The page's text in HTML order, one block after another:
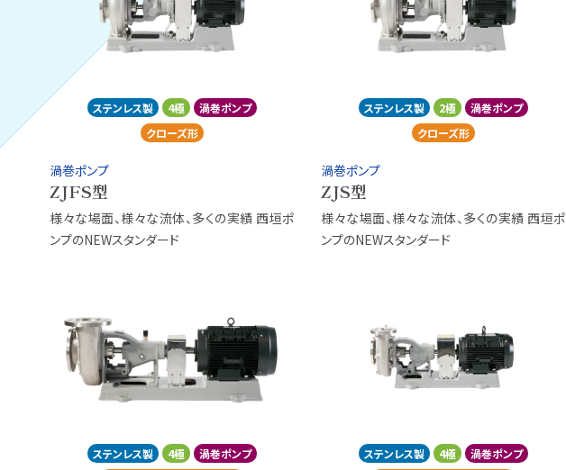
ステンレス製 4極
渦巻ポンプ
クローズ形
渦巻ポンプ
ZJFS型
様々な場面、様々な流体、多くの実績 西垣ポ
ンプのNEWスタンダード
ステンレス製 2極
渦巻ポンプ
クローズ形
渦巻ポンプ
ZJS型
様々な場面、様々な流体、多くの実績 西垣ポ
ンプのNEWスタンダード
ステンレス製 4極
渦巻ポンプ
ステンレス製 4極
渦巻ポンプ